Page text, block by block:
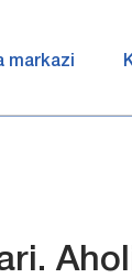
markazi